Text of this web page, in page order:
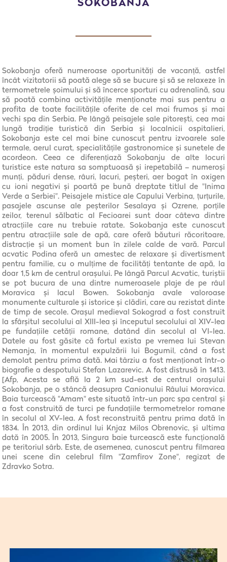
SOKOBANJA
Sokobanja oferă numeroase oportunități de vacanță, astfel
încât vizitatorii să poată alege să se bucure și să se relaxeze în
termometrele șoimului și să încerce sporturi cu adrenalină, sau
să poată combina activitățile menționate mai sus pentru a
profita de toate facilitățile oferite de cel mai frumos și mai
vechi spa din Serbia. Pe lângă peisajele sale pitorești, cea mai
lungă tradiție turistică din Serbia și localnicii ospitalieri,
Sokobanja este cel mai bine cunoscut pentru izvoarele sale
termale, aerul curat, specialitățile gastronomice și sunetele de
acordeon. Ceea ce diferențiază Sokobanju de alte locuri
turistice este natura sa somptuoasă și irepetabilă – numeroși
munți, păduri dense, râuri, lacuri, peșteri, aer bogat în oxigen
cu ioni negativi și poartă pe bună dreptate titlul de "Inima
Verde a Serbiei". Peisajele mistice ale Capului Verbina, țurțurile,
pasajele ascunse ale peșterilor Sesalaya și Ozrene, porțile
zeilor, terenul sălbatic al Fecioarei sunt doar câteva dintre
atracțiile care nu trebuie ratate. Sokobanja este cunoscut
pentru atracțiile sale de apă, care oferă băuturi răcoritoare,
distracție și un moment bun în zilele calde de vară. Parcul
acvatic Podina oferă un amestec de relaxare și divertisment
pentru familie, cu o mulțime de facilități tentante de apă, la
doar 1,5 km de centrul orașului. Pe lângă Parcul Acvatic, turiștii
se pot bucura de una dintre numeroasele plaje de pe râul
Moravica și lacul Bowen. Sokobanja avale valoroase
monumente culturale și istorice și clădiri, care au rezistat dinte
de timp de secole. Orașul medieval Sokograd a fost construit
la sfârșitul secolului al XIII-lea și începutul secolului al XIV-lea
pe fundațiile cetății romane, datând din secolul al VI-lea.
Datele au fost găsite că fortul exista pe vremea lui Stevan
Nemanja, în momentul expulzării lui Bogumil, când a fost
demolat pentru prima dată. Mai târziu a fost menționat într-o
biografie a despotului Stefan Lazarevic. A fost distrusă în 1413.
[Afp, Acesta se află la 2 km sud-est de centrul orașului
Sokobanja, pe o stâncă deasupra Canionului Râului Moravica.
Baia turcească "Amam" este situată într-un parc spa central și
a fost construită de turci pe fundațiile termometrelor romane
în secolul al XV-lea. A fost reconstruită pentru prima dată în
1834. În 2013, din ordinul lui Knjaz Milos Obrenovic, și ultima
dată în 2005. În 2013, Singura baie turcească este funcțională
pe teritoriul sârb. Este, de asemenea, cunoscut pentru filmarea
unei scene din celebrul film "Zamfirov Zone", regizat de
Zdravko Sotra.